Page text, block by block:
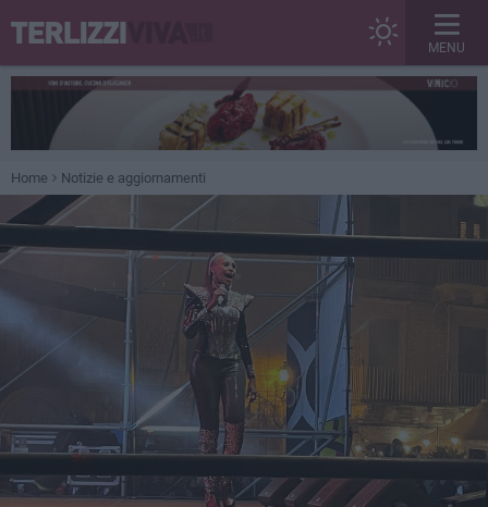
MENU
Home Notizie e aggiornamenti